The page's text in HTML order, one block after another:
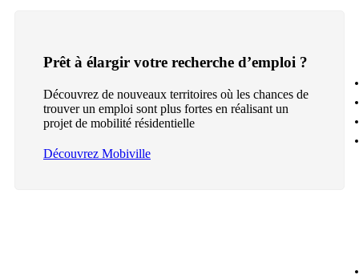
Prêt à élargir votre recherche d’emploi ?
Découvrez de nouveaux territoires où les chances de
trouver un emploi sont plus fortes en réalisant un
projet de mobilité résidentielle
Découvrez Mobiville